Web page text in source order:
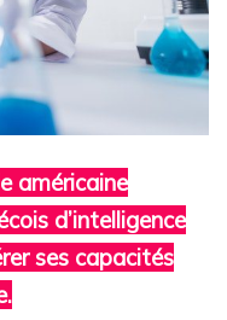
américaine
d’intelligence
ses capacités